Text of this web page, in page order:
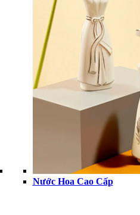
Nước Hoa Cao Cấp
SẢN PHẨM
Nước Hoa Cao Cấp
Nước Hoa
Chăm Sóc Tóc
Chăm Sóc Cơ Thể
Chăm Sóc Nhà Cửa
CỬA HÀNG TRỰC TUYẾN
TIN TỨC
CỬA HÀNG
LIÊN HỆ